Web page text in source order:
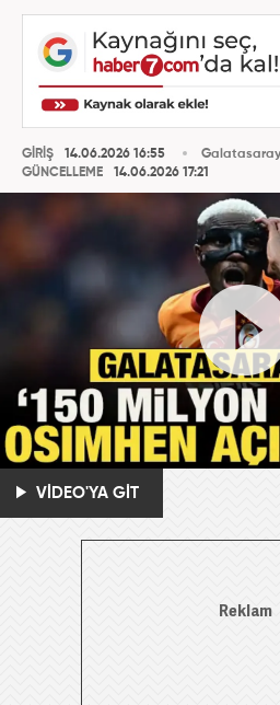
GİRİŞ
14.06.2026 16:55
GÜNCELLEME
14.06.2026 17:21
Galatasaray
VİDEO'YA GİT